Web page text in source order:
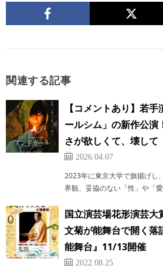
関連する記事
【コメントあり】若
ールシム」の新作公演
さが欲しくて、壊して
2026.04.07
2023年に東京⼤学で旗揚げし
界観、妥協のない「性」や「
国立演芸場花形演芸大
文菊が能舞台で開く落
能舞台』11/13開催
2022.08.25